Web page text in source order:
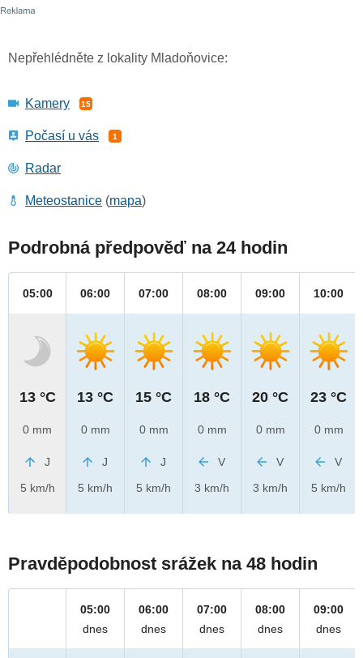
Nepřehlédněte z lokality Mladoňovice:
Kamery 15
Počasí u vás 1
Radar
Meteostanice (mapa)
Podrobná předpověď na 24 hodin
05:00
13 °C
0 mm
J
5 km/h
06:00
13 °C
0 mm
J
5 km/h
07:00
15 °C
0 mm
J
5 km/h
08:00
18 °C
0 mm
V
3 km/h
09:00
20 °C
0 mm
V
3 km/h
10:00
23 °C
0 mm
V
5 km/h
Pravděpodobnost srážek na 48 hodin
05:00
dnes
06:00
dnes
07:00
dnes
08:00
dnes
09:00
dnes